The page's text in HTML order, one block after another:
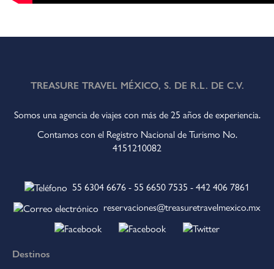
TREASURE TRAVEL MÉXICO, S. DE R.L. DE C.V.
Somos una agencia de viajes con más de 25 años de experiencia.
Contamos con el Registro Nacional de Turismo No.
4151210082
55 6304 6676 - 55 6650 7535 - 442 406 7861
reservaciones@treasuretravelmexico.mx
Destinos